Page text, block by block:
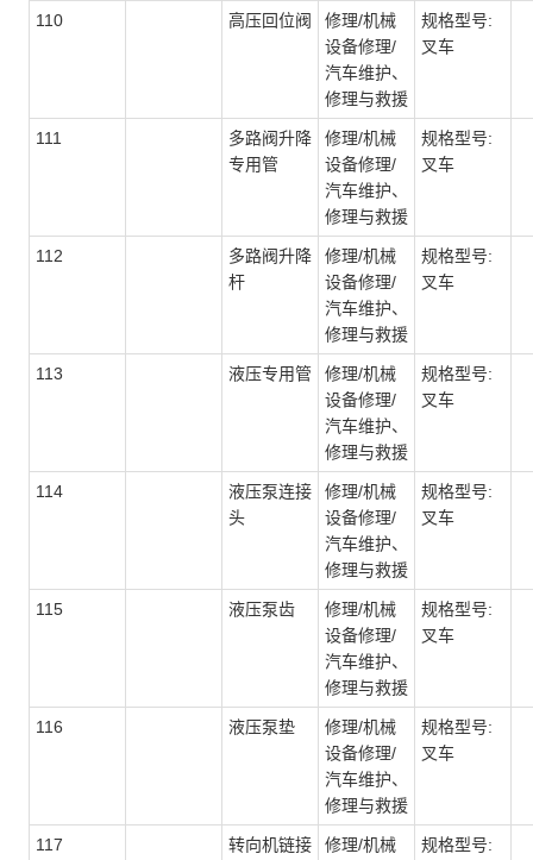
110 高压回位阀
修理/机械
设备修理/
汽车维护、
修理与救援
规格型号:
叉车
111
多路阀升降
专用管
修理/机械
设备修理/
汽车维护、
修理与救援
规格型号:
叉车
112
多路阀升降
杆
修理/机械
设备修理/
汽车维护、
修理与救援
规格型号:
叉车
113 液压专用管
修理/机械
设备修理/
汽车维护、
修理与救援
规格型号:
叉车
114
液压泵连接
头
修理/机械
设备修理/
汽车维护、
修理与救援
规格型号:
叉车
115 液压泵齿
修理/机械
设备修理/
汽车维护、
修理与救援
规格型号:
叉车
116 液压泵垫
修理/机械
设备修理/
汽车维护、
修理与救援
规格型号:
叉车
117
转向机链接
修理/机械
规格型号: